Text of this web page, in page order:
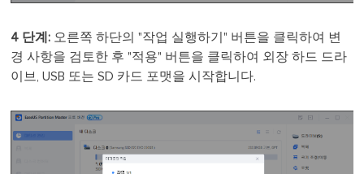
4 단계: 오른쪽 하단의 "작업 실행하기" 버튼을 클릭하여 변
경 사항을 검토한 후 "적용" 버튼을 클릭하여 외장 하드 드라
이브, USB 또는 SD 카드 포맷을 시작합니다.